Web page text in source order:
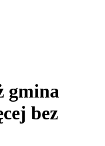
gmina
bez